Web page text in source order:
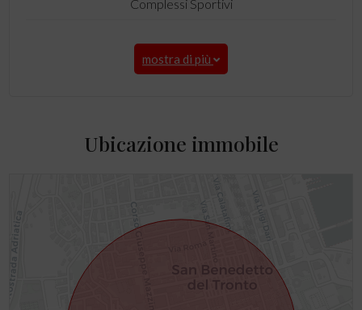
Complessi Sportivi
mostra di più
Ubicazione immobile